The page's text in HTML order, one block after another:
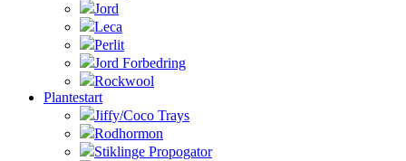
Jord
Leca
Perlit
Jord Forbedring
Rockwool
Plantestart
Jiffy/Coco Trays
Rodhormon
Stiklinge Propogator